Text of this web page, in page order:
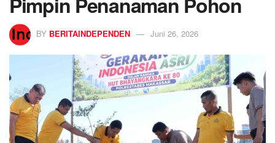
BY BERITAINDEPENDEN Juni 26, 2026